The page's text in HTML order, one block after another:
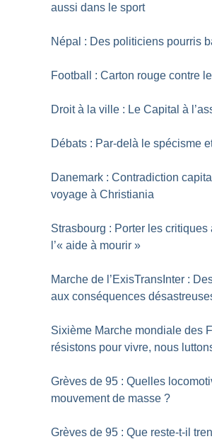
aussi dans le sport
Népal : Des politiciens pourris
Football : Carton rouge contre
Droit à la ville : Le Capital à
Débats : Par-delà le spécisme
Danemark : Contradiction
voyage à Christiania
Strasbourg : Porter les
l’« aide à mourir »
Marche de l’ExisTransInter :
aux conséquences
Sixième Marche mondiale des
résistons pour vivre, nous
Grèves de 95 : Quelles
mouvement de masse ?
Grèves de 95 : Que reste-t-il